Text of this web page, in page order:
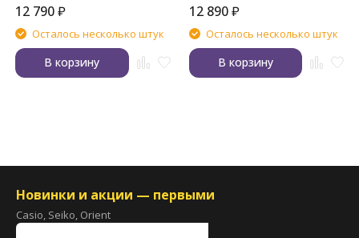
12 790₽
Осталось несколько штук
В корзину
12 890 ₽
Осталось несколько штук
В корзину
Новинки и акции — первыми
Casio, Seiko, Orient